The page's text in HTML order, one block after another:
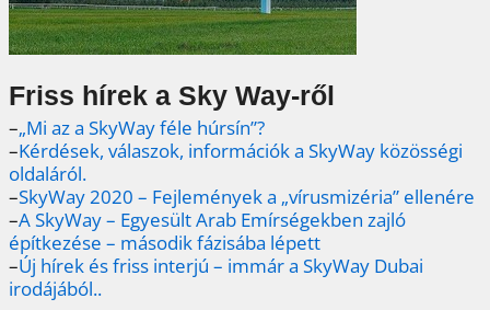
Friss hírek a Sky Way-ről
–„Mi az a SkyWay féle húrsín”?
–Kérdések, válaszok, információk a SkyWay közösségi
oldaláról.
–SkyWay 2020 – Fejlemények a „vírusmizéria” ellenére
–A SkyWay – Egyesült Arab Emírségekben zajló
építkezése – második fázisába lépett
–Új hírek és friss interjú – immár a SkyWay Dubai
irodájából..